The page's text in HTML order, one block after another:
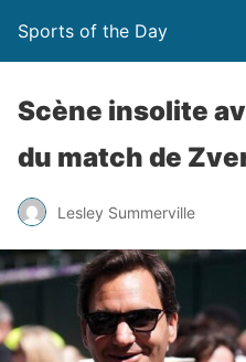
Sports of the Day
Scène insolite
du match de
Lesley Summerville